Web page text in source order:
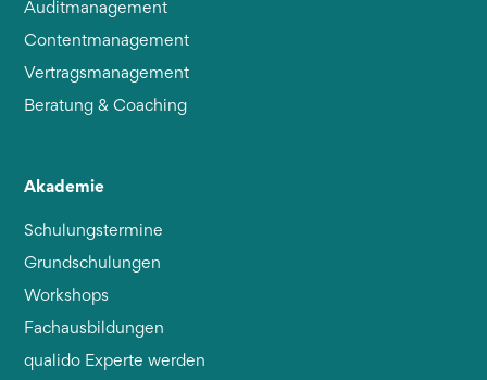
Auditmanagement
Contentmanagement
Vertragsmanagement
Beratung & Coaching
Akademie
Schulungstermine
Grundschulungen
Workshops
Fachausbildungen
qualido Experte werden